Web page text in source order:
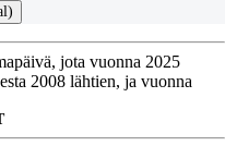
jota vuonna 2025
2008 lähtien, ja vuonna